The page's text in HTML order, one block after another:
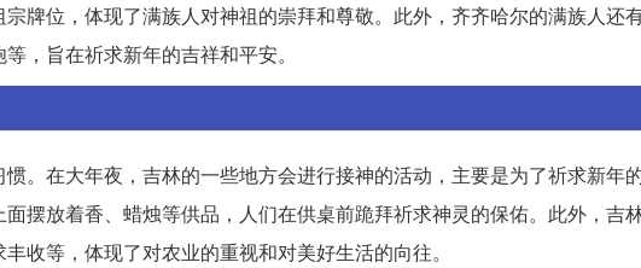
牌位，体现了满族人对神祖的崇拜和尊敬。此外，齐齐哈尔的满族人还
，旨在祈求新年的吉祥和平安。
。在大年夜，吉林的一些地方会进行接神的活动，主要是为了祈求新年的
摆放着香、蜡烛等供品，人们在供桌前跪拜祈求神灵的保佑。此外，吉
收等，体现了对农业的重视和对美好生活的向往。